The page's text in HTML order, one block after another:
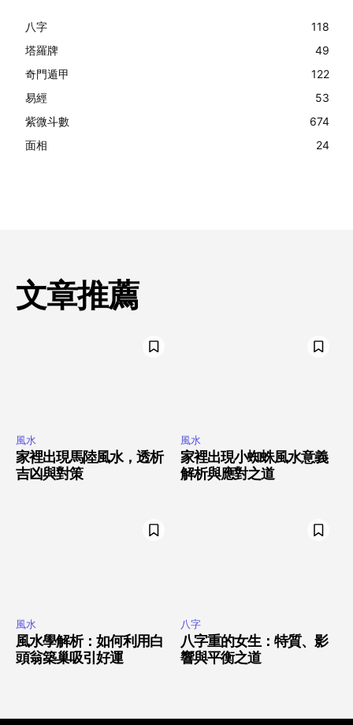
八字
118
塔羅牌
49
奇門遁甲
122
易經
53
紫微斗數
674
面相
24
文章推薦
風水
家裡出現馬陸風水，透析
吉凶與對策
風水
家裡出現小蜘蛛風水意義
解析與應對之道
風水
風水學解析：如何利用白
頭翁築巢吸引好運
八字
八字重的女生：特質、影
響與平衡之道